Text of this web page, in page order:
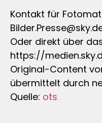
Kontakt für
Oder direkt über
https://
Original-Content
übermittelt durch
Quelle: ots